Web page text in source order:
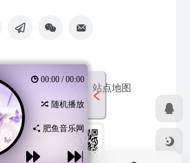
申请 站点地图
00:00 / 00:00
随机播放
肥鱼音乐网